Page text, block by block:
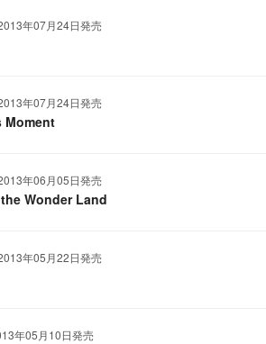
年07月24日発売
年07月24日発売
Moment
年06月05日発売
Wonder Land
年05月22日発売
年05月10日発売